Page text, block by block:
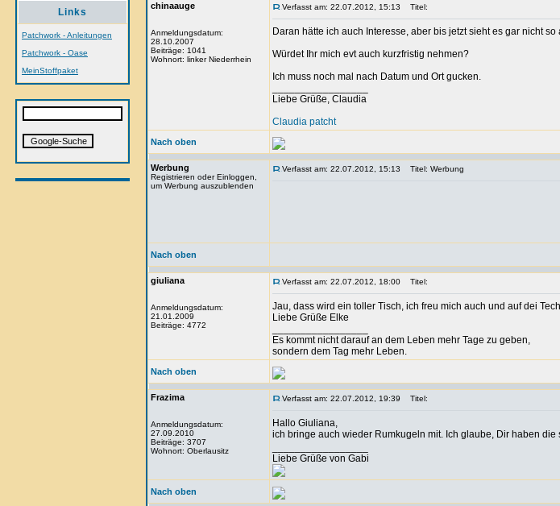
Links
Patchwork - Anleitungen
Patchwork - Oase
MeinStoffpaket
chinaauge
Anmeldungsdatum:
28.10.2007
Beiträge: 1041
Wohnort: linker Niederrhein
Verfasst am: 22.07.2012, 15:13 Titel:
Daran hätte ich auch Interesse, aber bis jetzt sieht es gar nicht
Würdet Ihr mich evt auch kurzfristig nehmen?
Ich muss noch mal nach Datum und Ort gucken.
Liebe Grüße, Claudia
Claudia patcht
Nach oben
Werbung
Registrieren oder Einloggen,
um Werbung auszublenden
Verfasst am: 22.07.2012, 15:13 Titel: Werbung
Nach oben
giuliana
Anmeldungsdatum:
21.01.2009
Beiträge: 4772
Verfasst am: 22.07.2012, 18:00 Titel:
Jau, dass wird ein toller Tisch, ich freu mich auch und auf dei
Liebe Grüße Elke
Es kommt nicht darauf an dem Leben mehr Tage zu geben,
sondern dem Tag mehr Leben.
Nach oben
Frazima
Anmeldungsdatum:
27.09.2010
Beiträge: 3707
Wohnort: Oberlausitz
Verfasst am: 22.07.2012, 19:39 Titel:
Hallo Giuliana,
ich bringe auch wieder Rumkugeln mit. Ich glaube, Dir haben die
Liebe Grüße von Gabi
Nach oben